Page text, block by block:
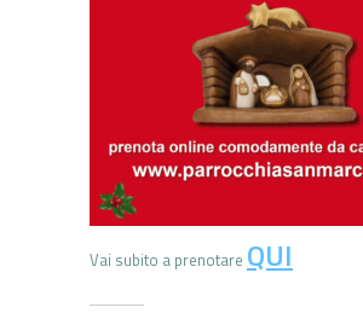
Vai subito a prenotare QUI